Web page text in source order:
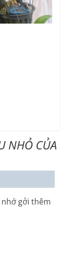
NHỎ CỦA
nhớ gởi thêm